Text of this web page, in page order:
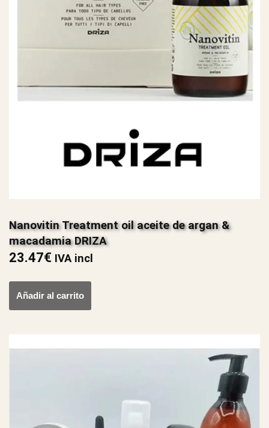
Nanovitin Treatment oil aceite de argan &
macadamia DRIZA
23.47€ IVA incl
Añadir al carrito